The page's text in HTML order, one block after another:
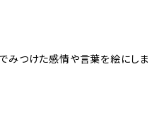
みつけた感情や言葉を絵にしま